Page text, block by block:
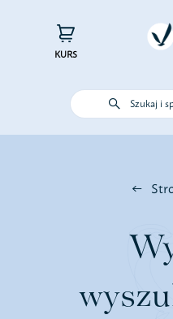
KURS
Szukaj i
Poznaj ptaki
Poznaj nas –
pTAK!